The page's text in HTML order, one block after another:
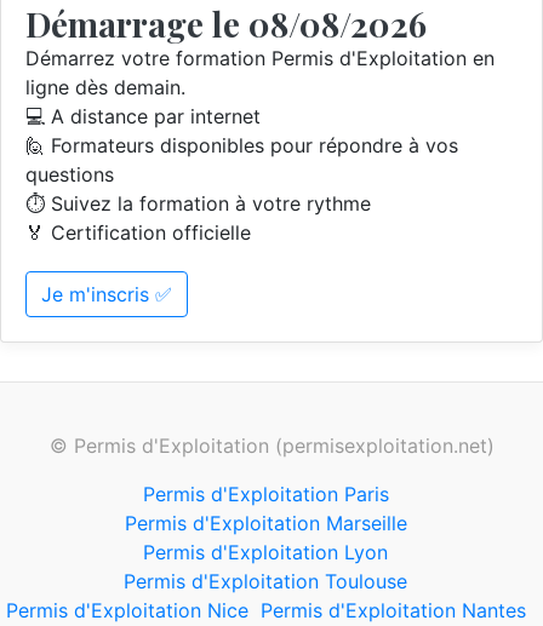
Démarrage le 08/08/2026
Démarrez votre formation Permis d'Exploitation en
ligne dès demain.
💻 A distance par internet
🙋 Formateurs disponibles pour répondre à vos
questions
⏱️ Suivez la formation à votre rythme
🏅 Certification officielle
Je m'inscris ✅
© Permis d'Exploitation (permisexploitation.net)
Permis d'Exploitation Paris
Permis d'Exploitation Marseille
Permis d'Exploitation Lyon
Permis d'Exploitation Toulouse
Permis d'Exploitation Nice Permis d'Exploitation Nantes